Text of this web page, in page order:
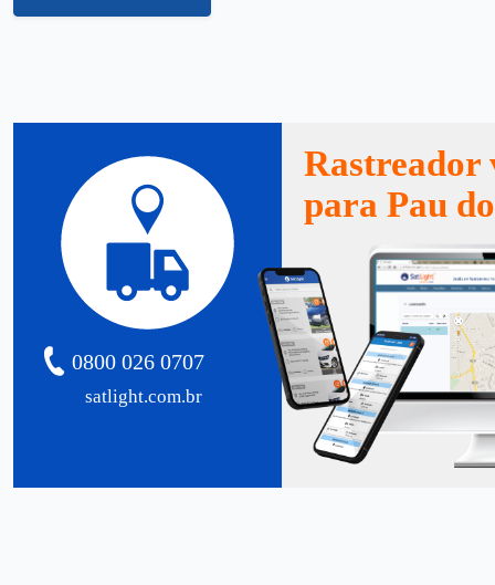
satlight.com.br
0800 026 0707
Rastreador
para Pau